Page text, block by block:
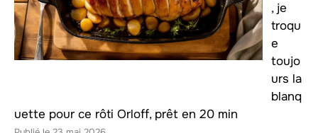
, je
troqu
e
toujo
urs la
blanq
uette pour ce rôti Orloff, prêt en 20 min